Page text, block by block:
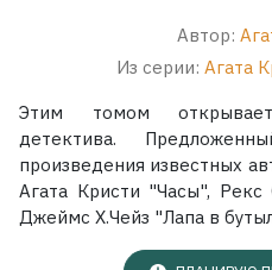
Коллекции
Автор:
Из серии: Агата
Этим томом
детектива.
произведения известных
Агата Кристи "Часы",
Джеймс X.Чейз "Лапа в